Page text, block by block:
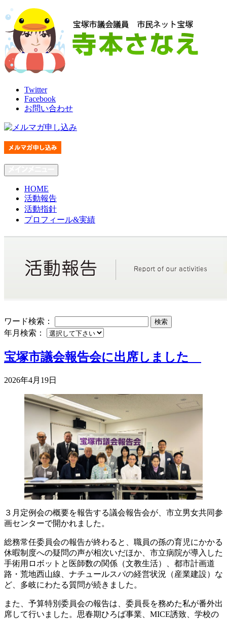
Skip
to
content
Twitter
Facebook
お問い合わせ
HOME
活動報告
活動指針
プロフィール&実績
ワード検索： 検索
年月検索：
宝塚市議会報告会に出席しました
2026年4月19日
３月定例会の概要を報告する議会報告会が、市立男女共同参
画センターで開かれました。
総務常任委員会の報告が終わると、職員の孫の育児にかかる
休暇制度への疑問の声が相次いだほか、市立病院が導入した
手術用ロボットと医師数の関係（文教生活）、都市計画道
路・荒地西山線、ナチュールスパの経営状況（産業建設）な
ど、多岐にわたる質問が続きました。
また、予算特別委員会の報告は、委員長を務めた私が番外出
席して行いました。思春期ひろば事業、MICE誘致、学校の